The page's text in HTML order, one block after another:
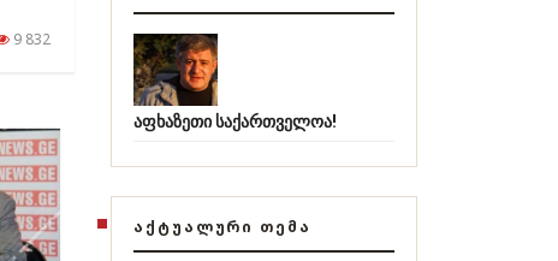
9 832
აფხაზეთი საქართველოა!
ᲐᲥᲢᲣᲐᲚᲣᲠᲘ ᲗᲔᲛᲐ